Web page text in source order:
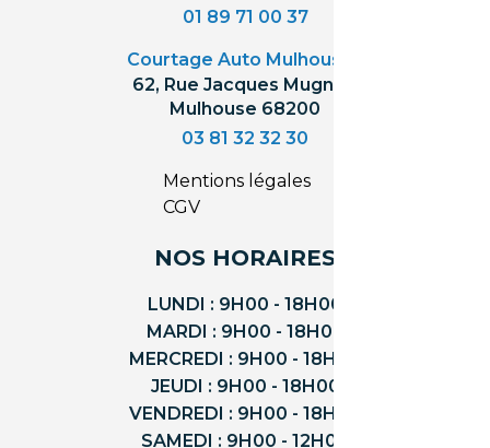
01 89 71 00 37
Courtage Auto Mulhouse
62, Rue Jacques Mugnier
Mulhouse 68200
03 81 32 32 30
Mentions légales
CGV
NOS HORAIRES
LUNDI : 9H00 - 18H00
MARDI : 9H00 - 18H00
MERCREDI : 9H00 - 18H00
JEUDI : 9H00 - 18H00
VENDREDI : 9H00 - 18H00
SAMEDI : 9H00 - 12H00